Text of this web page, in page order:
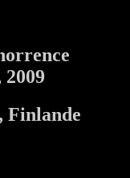
Finlande